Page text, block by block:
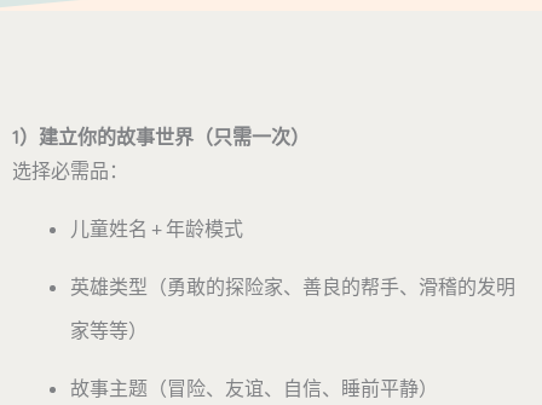
1）建立你的故事世界（只需一次）
选择必需品：
儿童姓名 + 年龄模式
英雄类型（勇敢的探险家、善良的帮手、滑稽的发明
家等等）
故事主题（冒险、友谊、自信、睡前平静）